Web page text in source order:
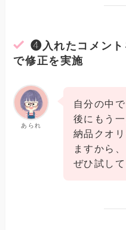
❹入れたコメント
で修正を実施
あられ
自分の中
後にもう
納品クオ
ますから、
ぜひ試し